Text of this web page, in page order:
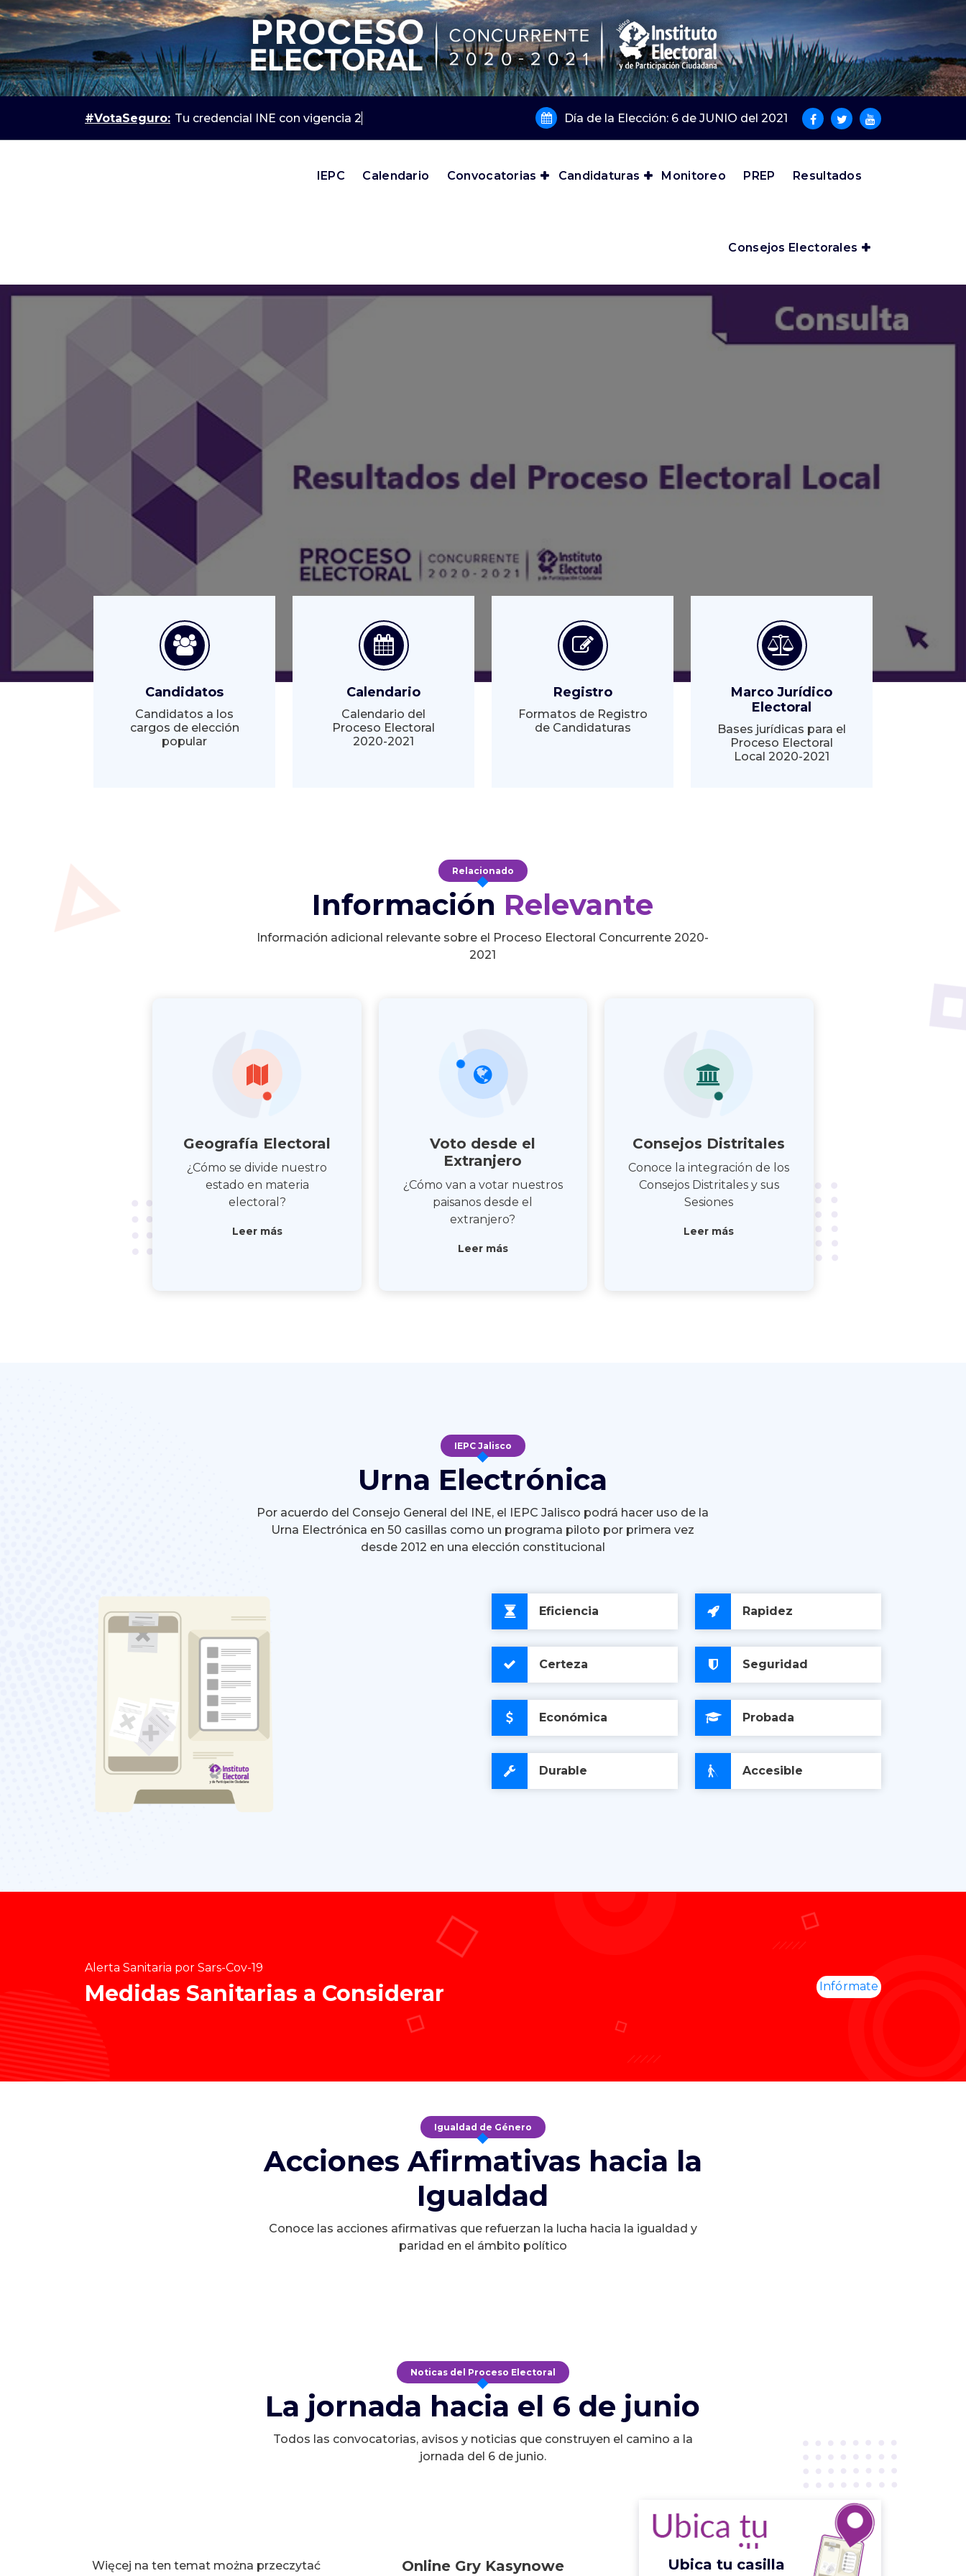
#VotaSeguro: Tu credencial INE con vigencia 2019 y 2020 Día de la Elección: 6 de JUNIO del 2021
IEPC Calendario Convocatorias Candidaturas Monitoreo PREP Resultados
Consejos Electorales
Resultados Proceso Electoral
2020-2021
Ya puedes consultar los resultados ACTUALIZADOS
Consulta
Candidatos
Candidatos a los
cargos de elección
popular
Calendario
Calendario del
Proceso Electoral
2020-2021
Registro
Formatos de Registro
de Candidaturas
Marco Jurídico
Electoral
Bases jurídicas para el
Proceso Electoral
Local 2020-2021
Relacionado
Información Relevante
Información adicional relevante sobre el Proceso Electoral Concurrente 2020-
2021
Geografía Electoral
¿Cómo se divide nuestro
estado en materia
electoral?
Leer más
Voto desde el
Extranjero
¿Cómo van a votar nuestros
paisanos desde el
extranjero?
Leer más
Consejos Distritales
Conoce la integración de los
Consejos Distritales y sus
Sesiones
Leer más
IEPC Jalisco
Urna Electrónica
Por acuerdo del Consejo General del INE, el IEPC Jalisco podrá hacer uso de la
Urna Electrónica en 50 casillas como un programa piloto por primera vez
desde 2012 en una elección constitucional
Eficiencia Rapidez
Certeza Seguridad
Económica Probada
Durable Accesible
Alerta Sanitaria por Sars-Cov-19
Medidas Sanitarias a Considerar Infórmate
Igualdad de Género
Acciones Afirmativas hacia la
Igualdad
Conoce las acciones afirmativas que refuerzan la lucha hacia la igualdad y
paridad en el ámbito político
Noticas del Proceso Electoral
La jornada hacia el 6 de junio
Todos las convocatorias, avisos y noticias que construyen el camino a la
jornada del 6 de junio.
Więcej na ten temat można przeczytać
Online Gry Kasynowe
Online Gry Kasynowe Ubica tu casilla